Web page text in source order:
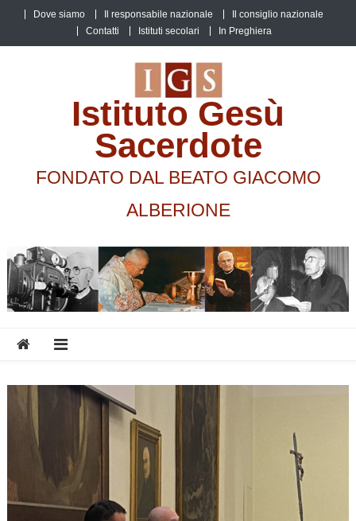
content
Dove siamo Il responsabile nazionale
Il consiglio nazionale
Contatti
Istituti secolari In Preghiera
Istituto Gesù
Sacerdote
FONDATO DAL BEATO GIACOMO
ALBERIONE